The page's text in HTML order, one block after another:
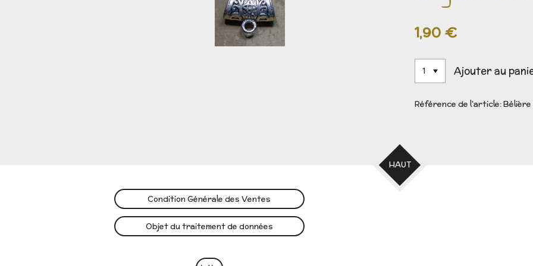
1,90 €
Ajouter au
Référence de l'article:Bélière
HAUT
Condition Générale des Ventes
Objet du traitement de données